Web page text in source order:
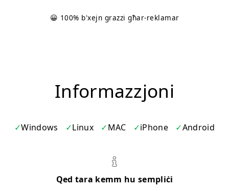
😀 100% b'xejn grazzi għar-reklamar
Informazzjoni
Windows Linux MAC iPhone Android
Qed tara kemm hu sempliċi